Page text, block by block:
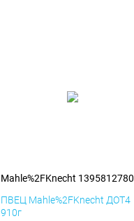
Mahle%2FKnecht 1395812780
ПВЕЦ Mahle%2FKnecht ДОТ4
910г